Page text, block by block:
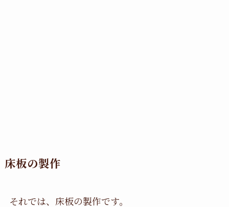
床板の製作
それでは、床板の製作です。